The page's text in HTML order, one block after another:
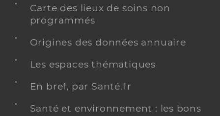
Carte des lieux de soins non
programmés
Origines des données annuaire
Les espaces thématiques
En bref, par Santé.fr
Santé et environnement : les bons